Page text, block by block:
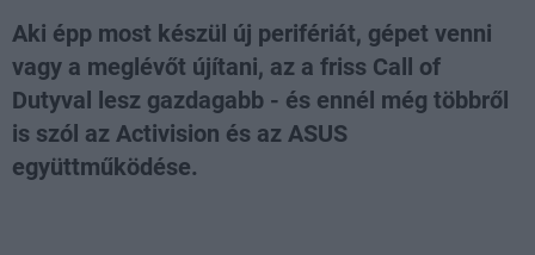
Aki épp most készül új perifériát, gépet venni
vagy a meglévőt újítani, az a friss Call of
Dutyval lesz gazdagabb - és ennél még többről
is szól az Activision és az ASUS
együttműködése.